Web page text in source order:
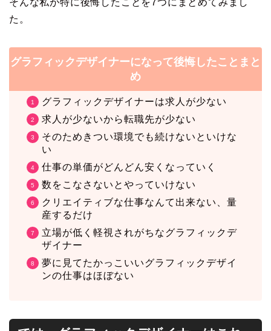
そんな私が特に後悔したことを7つにまとめてみまし
た。
グラフィックデザイナーになって後悔したことまと
め
グラフィックデザイナーは求人が少ない
求人が少ないから転職先が少ない
そのためきつい環境でも続けないといけな
い
仕事の単価がどんどん安くなっていく
数をこなさないとやっていけない
クリエイティブな仕事なんて出来ない、量
産するだけ
立場が低く軽視されがちなグラフィックデ
ザイナー
夢に見てたかっこいいグラフィックデザイ
ンの仕事はほぼない